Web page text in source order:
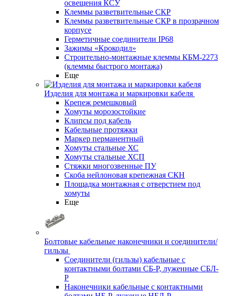
освещения КСУ
Клеммы разветвительные СКР
Клеммы разветвительные СКР в прозрачном
корпусе
Герметичные соединители IP68
Зажимы «Крокодил»
Строительно-монтажные клеммы КБМ-2273
(клеммы быстрого монтажа)
Еще
Изделия для монтажа и маркировки кабеля
Крепеж ремешковый
Хомуты морозостойкие
Клипсы под кабель
Кабельные протяжки
Маркер перманентный
Хомуты стальные ХС
Хомуты стальные ХСП
Стяжки многозвенные ПУ
Скоба нейлоновая крепежная СКН
Площадка монтажная с отверстием под
хомуты
Еще
Болтовые кабельные наконечники и соединители/
гильзы
Соединители (гильзы) кабельные с
контактными болтами СБ-Р, луженные СБЛ-
Р
Наконечники кабельные с контактными